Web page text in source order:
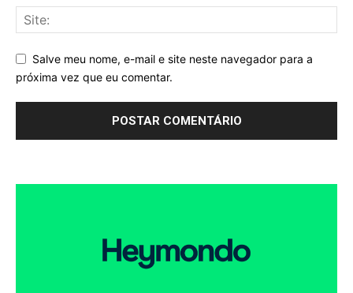
Salve meu nome, e-mail e site neste navegador para a
próxima vez que eu comentar.